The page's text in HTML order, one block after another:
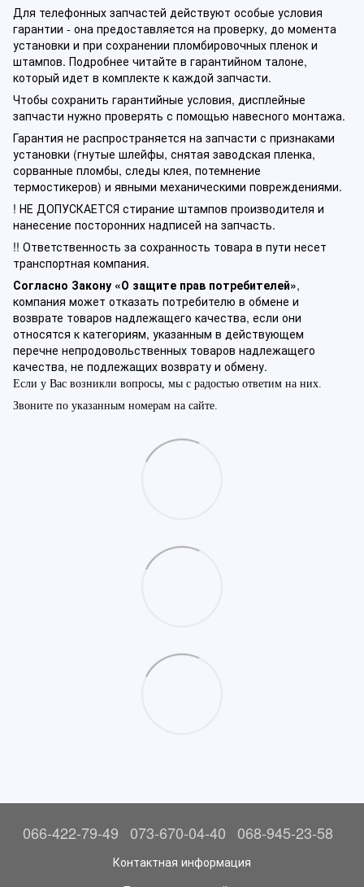
Для телефонных запчастей действуют особые условия
гарантии - она предоставляется на проверку, до момента
установки и при сохранении пломбировочных пленок и
штампов. Подробнее читайте в гарантийном талоне,
который идет в комплекте к каждой запчасти.
Чтобы сохранить гарантийные условия, дисплейные
запчасти нужно проверять с помощью навесного монтажа.
Гарантия не распространяется на запчасти с признаками
установки (гнутые шлейфы, снятая заводская пленка,
сорванные пломбы, следы клея, потемнение
термостикеров) и явными механическими повреждениями.
! НЕ ДОПУСКАЕТСЯ стирание штампов производителя и
нанесение посторонних надписей на запчасть.
!! Ответственность за сохранность товара в пути несет
транспортная компания.
Согласно Закону «О защите прав потребителей»,
компания может отказать потребителю в обмене и
возврате товаров надлежащего качества, если они
относятся к категориям, указанным в действующем
перечне непродовольственных товаров надлежащего
качества, не подлежащих возврату и обмену.
Если у Вас возникли вопросы, мы с радостью ответим на них.
Звоните по указанным номерам на сайте.
066-422-79-49 073-670-04-40 068-945-23-58
Контактная информация